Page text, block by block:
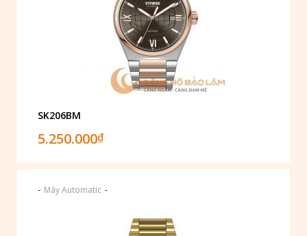
SK206BM
5.250.000₫
- Máy Automatic -